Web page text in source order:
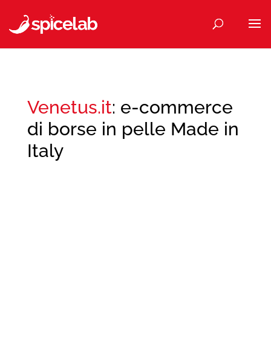
Venetus.it: e-commerce
di borse in pelle Made in
Italy